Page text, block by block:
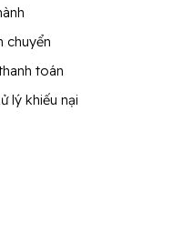
chuyển
toán
lý khiếu nại